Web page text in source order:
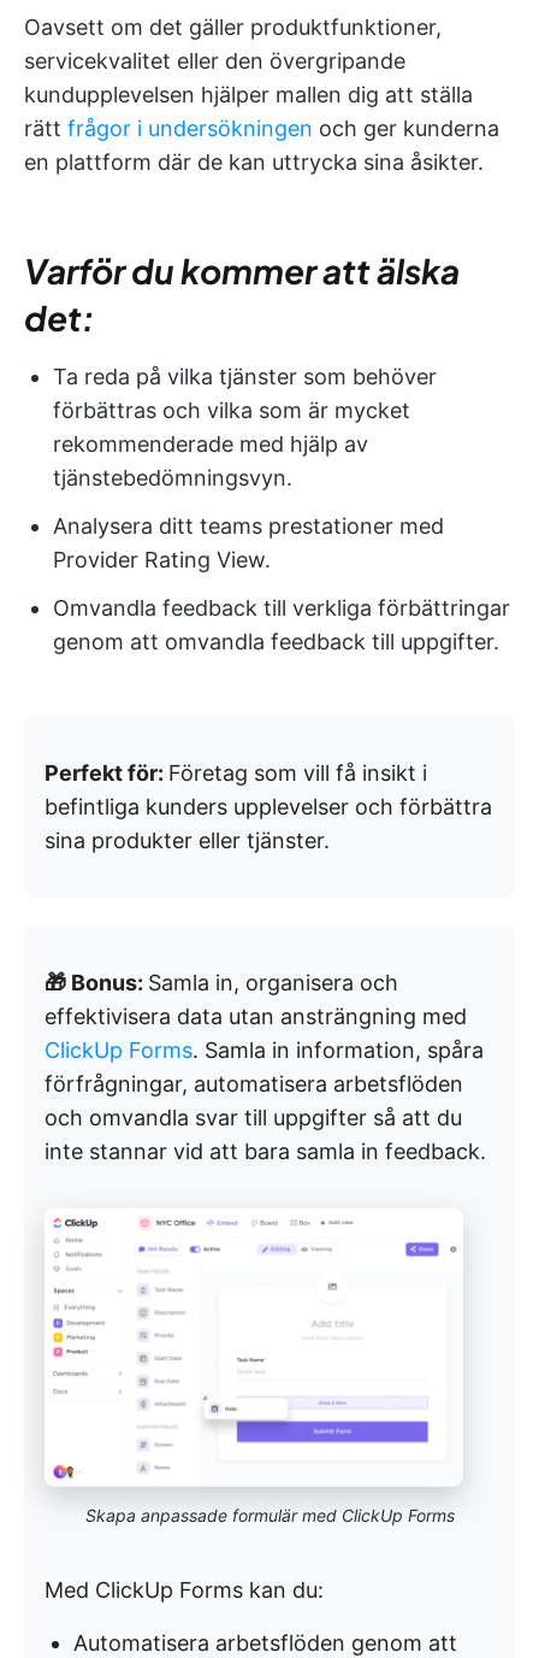
Oavsett om det gäller produktfunktioner,
servicekvalitet eller den övergripande
kundupplevelsen hjälper mallen dig att ställa
rätt frågor i undersökningen och ger kunderna
en plattform där de kan uttrycka sina åsikter.
Varför du kommer att älska
det:
Ta reda på vilka tjänster som behöver
förbättras och vilka som är mycket
rekommenderade med hjälp av
tjänstebedömningsvyn.
Analysera ditt teams prestationer med
Provider Rating View.
Omvandla feedback till verkliga förbättringar
genom att omvandla feedback till uppgifter.
Perfekt för: Företag som vill få insikt i
befintliga kunders upplevelser och förbättra
sina produkter eller tjänster.
🎁 Bonus: Samla in, organisera och
effektivisera data utan ansträngning med
ClickUp Forms. Samla in information, spåra
förfrågningar, automatisera arbetsflöden
och omvandla svar till uppgifter så att du
inte stannar vid att bara samla in feedback.
Skapa anpassade formulär med ClickUp Forms
Med ClickUp Forms kan du:
Automatisera arbetsflöden genom att